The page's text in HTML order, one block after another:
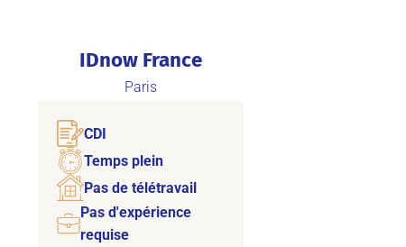
IDnow France
Paris
CDI
Temps plein
Pas de télétravail
Pas d'expérience
requise